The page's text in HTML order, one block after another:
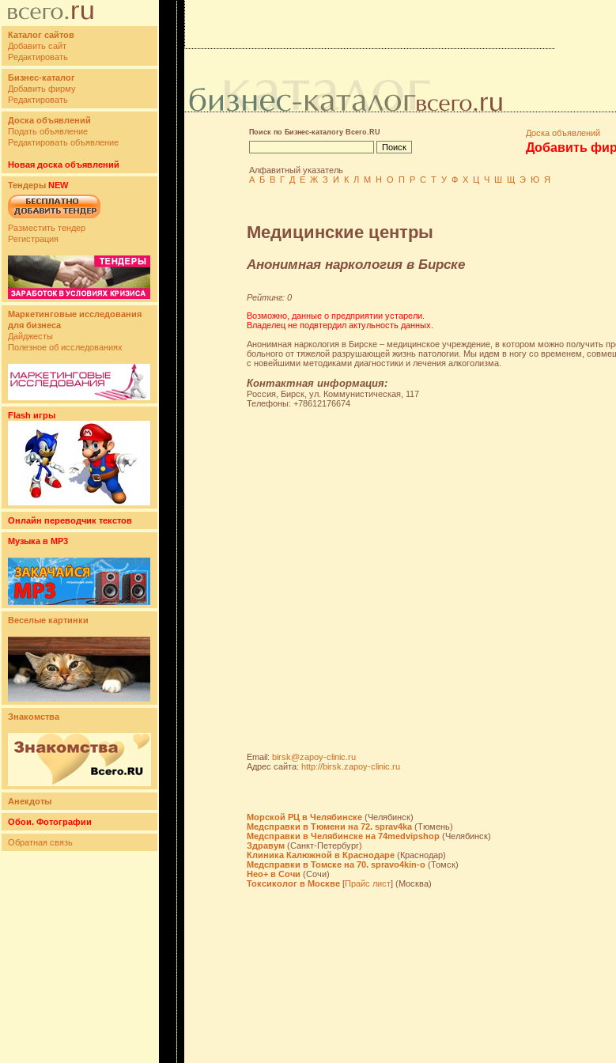
Каталог сайтов
Добавить сайт
Редактировать
Бизнес-каталог
Добавить фирму
Редактировать
Доска объявлений
Подать объявление
Редактировать объявление
Новая доска объявлений
Тендеры NEW
Разместить тендер
Регистрация
Маркетинговые исследования
для бизнеса
Дайджесты
Полезное об исследованиях
Flash игры
Онлайн переводчик текстов
Музыка в MP3
Веселые картинки
Знакомства
Анекдоты
Обои. Фотографии
Обратная связь
Поиск по Бизнес-каталогу Всего.RU Доска объявлений
Добавить
Алфавитный указатель
А Б В Г Д Е Ж З И К Л М Н О П Р С Т У Ф Х Ц Ч Ш Щ Э Ю Я
Медицинские центры
Анонимная наркология в Бирске
Рейтинг: 0
Возможно, данные о предприятии устарели.
Владелец не подвтердил актульность данных.
Анонимная наркология в Бирске – медицинское учреждение, в котором можно получить
больного от тяжелой разрушающей жизнь патологии. Мы идем в ногу со временем,
с новейшими методиками диагностики и лечения алкоголизма.
Контактная информация:
Россия, Бирск, ул. Коммунистическая, 117
Телефоны: +78612176674
Email: birsk@zapoy-clinic.ru
Адрес сайта: http://birsk.zapoy-clinic.ru
Морской РЦ в Челябинске (Челябинск)
Медсправки в Тюмени на 72. sprav4ka (Тюмень)
Медсправки в Челябинске на 74medvipshop (Челябинск)
Здравум (Санкт-Петербург)
Клиника Калюжной в Краснодаре (Краснодар)
Медсправки в Томске на 70. spravo4kin-o (Томск)
Нео+ в Сочи (Сочи)
Токсиколог в Москве [Прайс лист] (Москва)